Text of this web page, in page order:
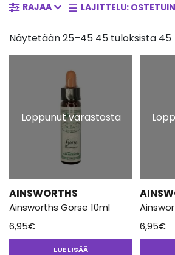
RAJAA
Näytetään 25–45 45 tuloksista 45
Loppunut varastosta
AINSWORTHS
Ainsworths Gorse 10ml
6,95€
LUE LISÄÄ
6,95€